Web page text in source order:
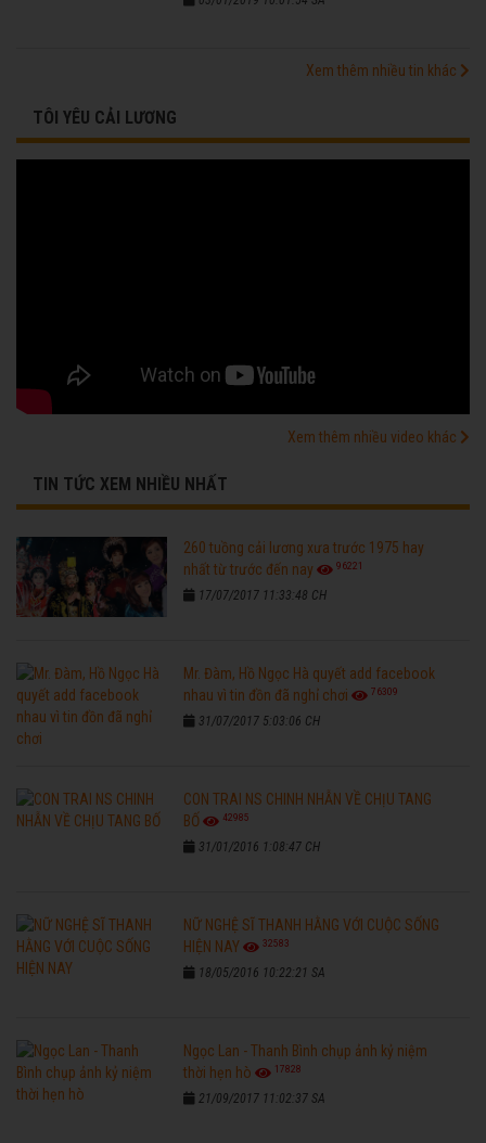
Xem thêm nhiều tin khác
TÔI YÊU CẢI LƯƠNG
Xem thêm nhiều video khác
TIN TỨC XEM NHIỀU NHẤT
260 tuồng cải lương xưa trước 1975 hay
nhất từ trước đến nay
96221
17/07/2017 11:33:48 CH
Mr. Đàm, Hồ Ngọc Hà quyết add facebook
nhau vì tin đồn đã nghỉ chơi
76309
31/07/2017 5:03:06 CH
CON TRAI NS CHINH NHẪN VỀ CHỊU TANG
BỐ
42985
31/01/2016 1:08:47 CH
NỮ NGHỆ SĨ THANH HẰNG VỚI CUỘC SỐNG
HIỆN NAY
32583
18/05/2016 10:22:21 SA
Ngọc Lan - Thanh Bình chụp ảnh kỷ niệm
thời hẹn hò
17828
21/09/2017 11:02:37 SA